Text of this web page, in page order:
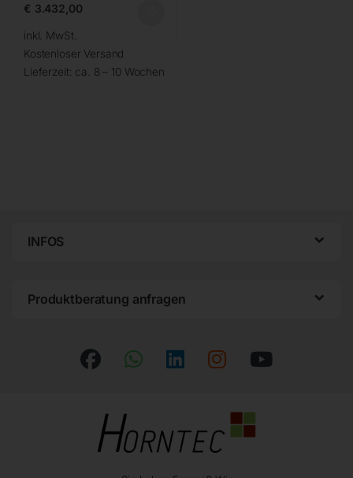
€ 3.432,00
inkl. MwSt.
Kostenloser Versand
Lieferzeit: ca. 8 – 10 Wochen
INFOS
Produktberatung anfragen